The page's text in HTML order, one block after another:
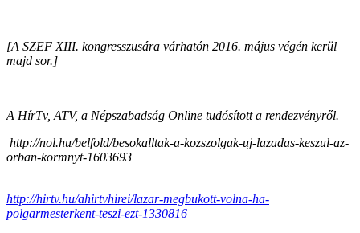
[A SZEF XIII. kongresszusára várhatón 2016. május végén kerül
majd sor.]
A HírTv, ATV, a Népszabadság Online tudósított a rendezvényről.
http://nol.hu/belfold/besokalltak-a-kozszolgak-uj-lazadas-keszul-az-
orban-kormnyt-1603693
http://hirtv.hu/ahirtvhirei/lazar-megbukott-volna-ha-
polgarmesterkent-teszi-ezt-1330816